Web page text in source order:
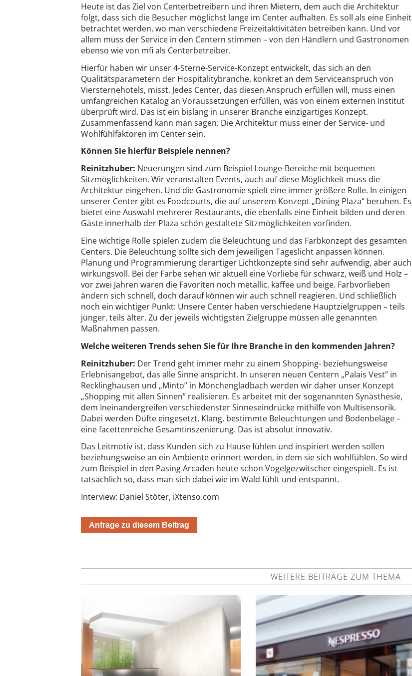
Heute ist das Ziel von Centerbetreibern und ihren Mietern, dem auch die Architektur
folgt, dass sich die Besucher möglichst lange im Center aufhalten. Es soll als eine Einheit
betrachtet werden, wo man verschiedene Freizeitaktivitäten betreiben kann. Und vor
allem muss der Service in den Centern stimmen – von den Händlern und Gastronomen
ebenso wie von mfi als Centerbetreiber.
Hierfür haben wir unser 4-Sterne-Service-Konzept entwickelt, das sich an den
Qualitätsparametern der Hospitalitybranche, konkret an dem Serviceanspruch von
Viersternehotels, misst. Jedes Center, das diesen Anspruch erfüllen will, muss einen
umfangreichen Katalog an Voraussetzungen erfüllen, was von einem externen Institut
überprüft wird. Das ist ein bislang in unserer Branche einzigartiges Konzept.
Zusammenfassend kann man sagen: Die Architektur muss einer der Service- und
Wohlfühlfaktoren im Center sein.
Können Sie hierfür Beispiele nennen?
Reinitzhuber: Neuerungen sind zum Beispiel Lounge-Bereiche mit bequemen
Sitzmöglichkeiten. Wir veranstalten Events, auch auf diese Möglichkeit muss die
Architektur eingehen. Und die Gastronomie spielt eine immer größere Rolle. In einigen
unserer Center gibt es Foodcourts, die auf unserem Konzept „Dining Plaza“ beruhen. Es
bietet eine Auswahl mehrerer Restaurants, die ebenfalls eine Einheit bilden und deren
Gäste innerhalb der Plaza schön gestaltete Sitzmöglichkeiten vorfinden.
Eine wichtige Rolle spielen zudem die Beleuchtung und das Farbkonzept des gesamten
Centers. Die Beleuchtung sollte sich dem jeweiligen Tageslicht anpassen können.
Planung und Programmierung derartiger Lichtkonzepte sind sehr aufwendig, aber auch
wirkungsvoll. Bei der Farbe sehen wir aktuell eine Vorliebe für schwarz, weiß und Holz –
vor zwei Jahren waren die Favoriten noch metallic, kaffee und beige. Farbvorlieben
ändern sich schnell, doch darauf können wir auch schnell reagieren. Und schließlich
noch ein wichtiger Punkt: Unsere Center haben verschiedene Hauptzielgruppen – teils
jünger, teils älter. Zu der jeweils wichtigsten Zielgruppe müssen alle genannten
Maßnahmen passen.
Welche weiteren Trends sehen Sie für Ihre Branche in den kommenden Jahren?
Reinitzhuber: Der Trend geht immer mehr zu einem Shopping- beziehungsweise
Erlebnisangebot, das alle Sinne anspricht. In unseren neuen Centern „Palais Vest” in
Recklinghausen und „Minto” in Mönchengladbach werden wir daher unser Konzept
„Shopping mit allen Sinnen” realisieren. Es arbeitet mit der sogenannten Synästhesie,
dem Ineinandergreifen verschiedenster Sinneseindrücke mithilfe von Multisensorik.
Dabei werden Düfte eingesetzt, Klang, bestimmte Beleuchtungen und Bodenbeläge –
eine facettenreiche Gesamtinszenierung. Das ist absolut innovativ.
Das Leitmotiv ist, dass Kunden sich zu Hause fühlen und inspiriert werden sollen
beziehungsweise an ein Ambiente erinnert werden, in dem sie sich wohlfühlen. So wird
zum Beispiel in den Pasing Arcaden heute schon Vogelgezwitscher eingespielt. Es ist
tatsächlich so, dass man sich dabei wie im Wald fühlt und entspannt.
Interview: Daniel Stöter, iXtenso.com
Anfrage zu diesem Beitrag
WEITERE BEITRÄGE ZUM THEMA